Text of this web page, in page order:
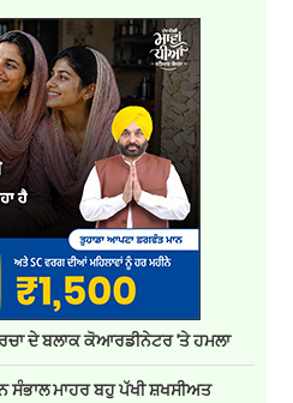
ਦੇ ਬਲਾਕ ਕੋਆਰਡੀਨੇਟਰ 'ਤੇ ਹਮਲਾ
ਸੰਭਾਲ ਮਾਹਰ ਬਹੁ ਪੱਖੀ ਸ਼ਖਸੀਅਤ